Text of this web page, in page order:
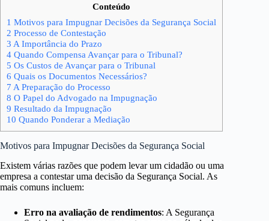
Conteúdo
1 Motivos para Impugnar Decisões da Segurança Social
2 Processo de Contestação
3 A Importância do Prazo
4 Quando Compensa Avançar para o Tribunal?
5 Os Custos de Avançar para o Tribunal
6 Quais os Documentos Necessários?
7 A Preparação do Processo
8 O Papel do Advogado na Impugnação
9 Resultado da Impugnação
10 Quando Ponderar a Mediação
Motivos para Impugnar Decisões da Segurança Social
Existem várias razões que podem levar um cidadão ou uma
empresa a contestar uma decisão da Segurança Social. As
mais comuns incluem:
Erro na avaliação de rendimentos: A Segurança